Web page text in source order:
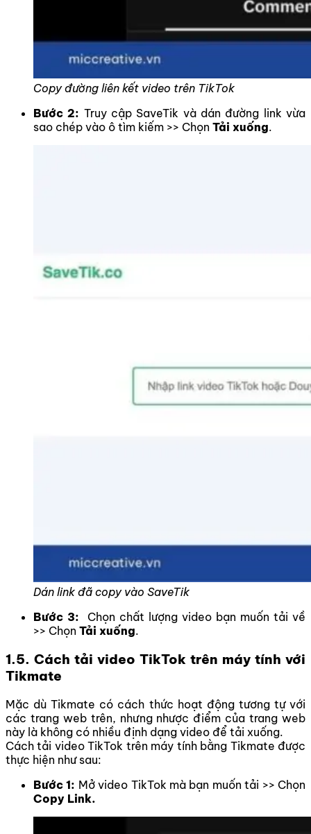
Copy đường liên kết video trên TikTok
Bước 2: Truy cập SaveTik và dán đường link vừa
sao chép vào ô tìm kiếm >> Chọn Tải xuống.
Dán link đã copy vào SaveTik
Bước 3: Chọn chất lượng video bạn muốn tải về
>> Chọn Tải xuống.
1.5. Cách tải video TikTok trên máy tính với
Tikmate
Mặc dù Tikmate có cách thức hoạt động tương tự với
các trang web trên, nhưng nhược điểm của trang web
này là không có nhiều định dạng video để tải xuống.
Cách tải video TikTok trên máy tính bằng Tikmate được
thực hiện như sau:
Bước 1: Mở video TikTok mà bạn muốn tải >> Chọn
Copy Link.